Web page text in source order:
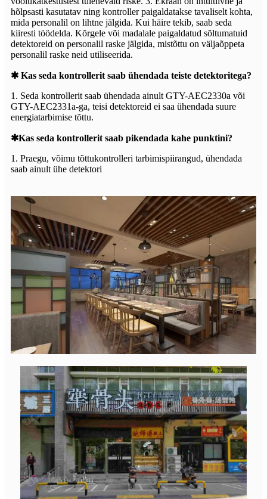
hõlpsasti kasutatav ning kontroller paigaldatakse tavaliselt kohta,
mida personalil on lihtne jälgida. Kui häire tekib, saab seda
kiiresti töödelda. Kõrgele või madalale paigaldatud sõltumatuid
detektoreid on personalil raske jälgida, mistõttu on väljaõppeta
personalil raske neid utiliseerida.
✱ Kas seda kontrollerit saab ühendada teiste detektoritega?
1. Seda kontrollerit saab ühendada ainult GTY-AEC2330a või
GTY-AEC2331a-ga, teisi detektoreid ei saa ühendada suure
energiatarbimise tõttu.
✱Kas seda kontrollerit saab pikendada kahe punktini?
1. Praegu, võimu tõttukontrolleri tarbimispiirangud, ühendada
saab ainult ühe detektori